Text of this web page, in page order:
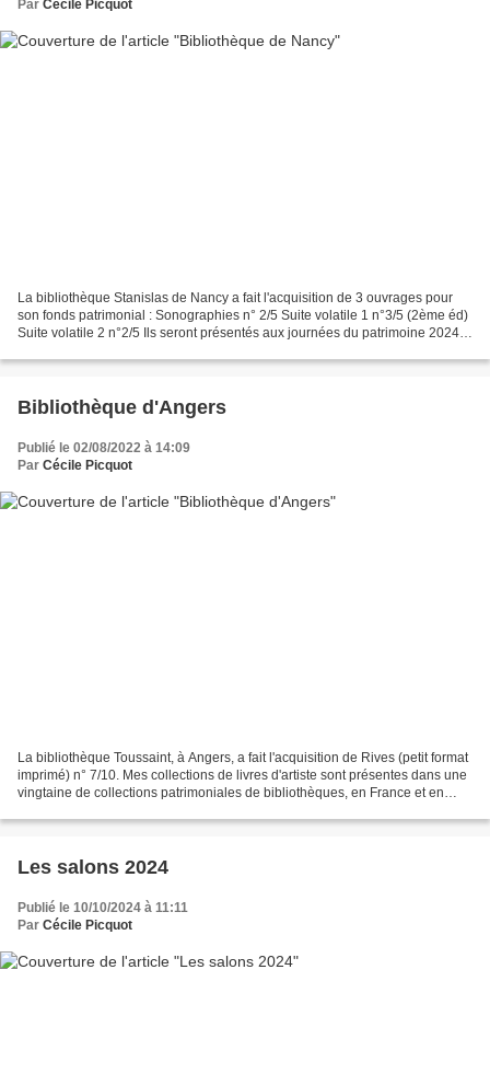
Par Cécile Picquot
La bibliothèque Stanislas de Nancy a fait l'acquisition de 3 ouvrages pour
son fonds patrimonial : Sonographies n° 2/5 Suite volatile 1 n°3/5 (2ème éd)
Suite volatile 2 n°2/5 Ils seront présentés aux journées du patrimoine 2024.
Bibliothèque d'Angers
Publié le 02/08/2022 à 14:09
Par Cécile Picquot
La bibliothèque Toussaint, à Angers, a fait l'acquisition de Rives (petit format
imprimé) n° 7/10. Mes collections de livres d'artiste sont présentes dans une
vingtaine de collections patrimoniales de bibliothèques, en France et en
Les salons 2024
Publié le 10/10/2024 à 11:11
Par Cécile Picquot